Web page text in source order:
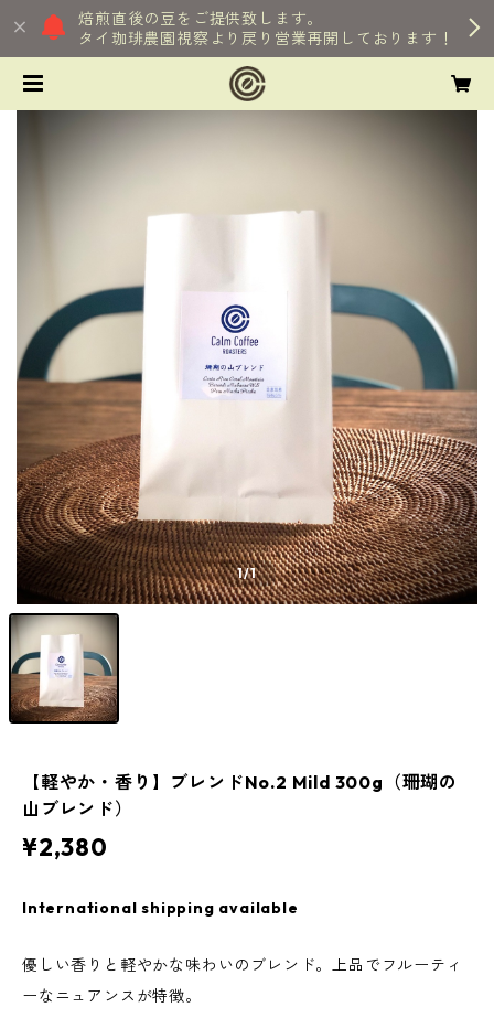
焙煎直後の豆をご提供致します。
タイ珈琲農園視察より戻り営業再開しております！
1/1
【軽やか・香り】ブレンドNo.2 Mild 300g（珊瑚の
山ブレンド）
¥2,380
International shipping available
優しい香りと軽やかな味わいのブレンド。上品でフルーティ
ーなニュアンスが特徴。